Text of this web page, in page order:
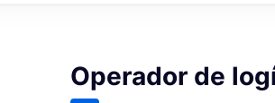
Operador de